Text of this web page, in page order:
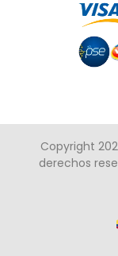
Copyright
derechos